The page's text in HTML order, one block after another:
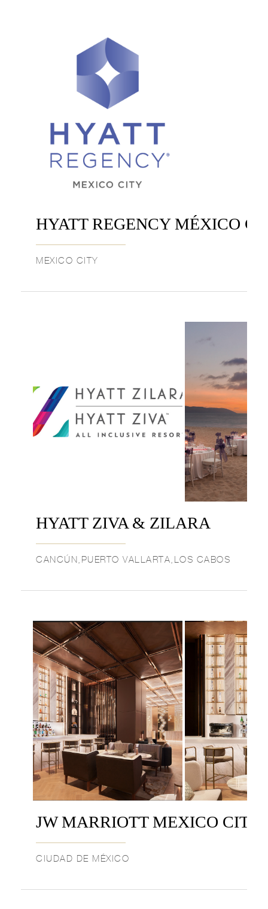
HYATT REGENCY MÉXICO
MEXICO CITY
HYATT ZIVA & ZILARA
CANCÚN,PUERTO VALLARTA,LOS CABOS
JW MARRIOTT MEXICO CITY
CIUDAD DE MÉXICO